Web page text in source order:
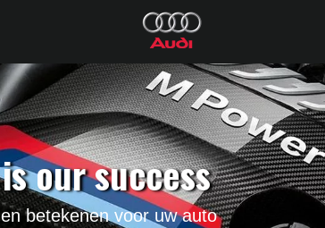
our success
betekenen voor uw auto